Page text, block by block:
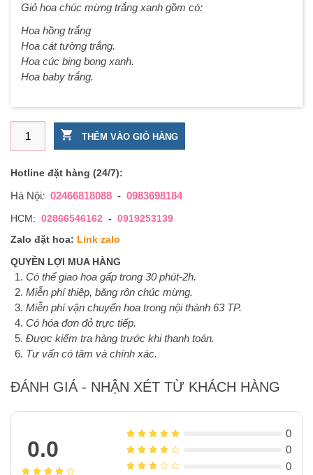
Giỏ hoa chúc mừng trắng xanh gồm có:
Hoa hồng trắng
Hoa cát tường trắng.
Hoa cúc bing bong xanh.
Hoa baby trắng.
Giỏ hoa chúc mừng trắng xanh số lượng
THÊM VÀO GIỎ HÀNG
Hotline đặt hàng (24/7):
Hà Nội: 02466818088 - 0983698184
HCM: 02866546162 - 0919253139
Zalo đặt hoa: Link zalo
QUYỀN LỢI MUA HÀNG
Có thể giao hoa gấp trong 30 phút-2h.
Miễn phí thiệp, băng rôn chúc mừng.
Miễn phí vận chuyển hoa trong nội thành 63 TP.
Có hóa đơn đỏ trực tiếp.
Được kiểm tra hàng trước khi thanh toán.
Tư vấn có tâm và chính xác.
ĐÁNH GIÁ - NHẬN XÉT TỪ KHÁCH HÀNG
0.0
0
0
0